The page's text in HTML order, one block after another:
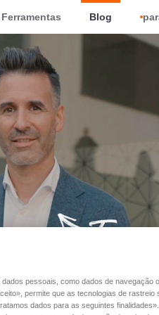
Blog
pessoais, como dados de navegação
permite que as tecnologias de rastreio
dados para as seguintes